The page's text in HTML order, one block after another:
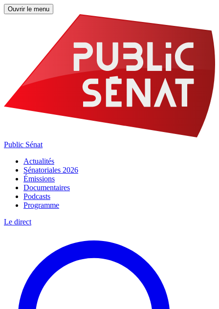
Ouvrir le menu
Public Sénat
Actualités
Sénatoriales 2026
Émissions
Documentaires
Podcasts
Programme
Le direct